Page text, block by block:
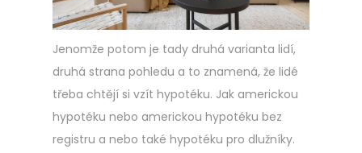
Jenomže potom je tady druhá varianta lidí,
druhá strana pohledu a to znamená, že lidé
třeba chtějí si vzít hypotéku. Jak americkou
hypotéku nebo americkou hypotéku bez
registru a nebo také hypotéku pro dlužníky.